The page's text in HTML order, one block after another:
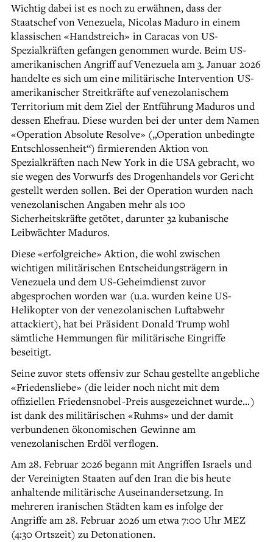
Wichtig dabei ist es noch zu erwähnen, dass der
Staatschef von Venezuela, Nicolas Maduro in einem
klassischen «Handstreich» in Caracas von US-
Spezialkräften gefangen genommen wurde. Beim US-
amerikanischen Angriff auf Venezuela am 3. Januar 2026
handelte es sich um eine militärische Intervention US-
amerikanischer Streitkräfte auf venezolanischem
Territorium mit dem Ziel der Entführung Maduros und
dessen Ehefrau. Diese wurden bei der unter dem Namen
«Operation Absolute Resolve» („Operation unbedingte
Entschlossenheit“) firmierenden Aktion von
Spezialkräften nach New York in die USA gebracht, wo
sie wegen des Vorwurfs des Drogenhandels vor Gericht
gestellt werden sollen. Bei der Operation wurden nach
venezolanischen Angaben mehr als 100
Sicherheitskräfte getötet, darunter 32 kubanische
Leibwächter Maduros.
Diese «erfolgreiche» Aktion, die wohl zwischen
wichtigen militärischen Entscheidungsträgern in
Venezuela und dem US-Geheimdienst zuvor
abgesprochen worden war (u.a. wurden keine US-
Helikopter von der venezolanischen Luftabwehr
attackiert), hat bei Präsident Donald Trump wohl
sämtliche Hemmungen für militärische Eingriffe
beseitigt.
Seine zuvor stets offensiv zur Schau gestellte angebliche
«Friedensliebe» (die leider noch nicht mit dem
offiziellen Friedensnobel-Preis ausgezeichnet wurde…)
ist dank des militärischen «Ruhms» und der damit
verbundenen ökonomischen Gewinne am
venezolanischen Erdöl verflogen.
Am 28. Februar 2026 begann mit Angriffen Israels und
der Vereinigten Staaten auf den Iran die bis heute
anhaltende militärische Auseinandersetzung. In
mehreren iranischen Städten kam es infolge der
Angriffe am 28. Februar 2026 um etwa 7:00 Uhr MEZ
(4:30 Ortszeit) zu Detonationen.